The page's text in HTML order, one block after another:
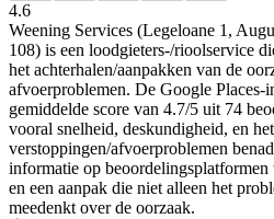
4.6
Weening Services (Legeloane 1,
108) is een loodgieters-/rioolservice
het achterhalen/aanpakken van de
afvoerproblemen. De Google Places-
gemiddelde score van 4.7/5 uit 74
vooral snelheid, deskundigheid, en
verstoppingen/afvoerproblemen
informatie op
en een aanpak die niet alleen het
meedenkt over de oorzaak.